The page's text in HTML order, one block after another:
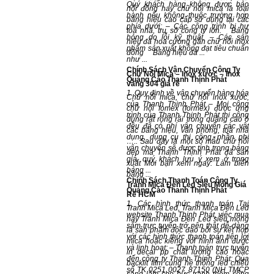
Quý khách hàng không được bảo
hành nếu không thuộc trường hợp
phía dưới: – Các công trình bị hư
hỏng do lỗi kỹ thuật. – Các sản
phẩm sản xuất không đạt tiêu chuẩn
như ...
Chính Sách Vận Chuyển Công Ty
Quảng Cáo Thanh Thịnh Phát
1. Quy định về vận chuyển hàng hóa
của Thanh Thịnh Phát – Mọi công
trình của Thanh Thịnh Phát thi công
đều đã có phí vận chuyển các vật
dụng, dụng cụ thi công, phần phí
vận chuyển sẽ được tính trong bảng
giá, quý khách lưu ý xem ở trong
bảng ...
Chính Sách Thanh Toán Công Ty
Quảng Cáo Thanh Thịnh Phát
1. Các hình thức thanh toán Tại
website Thanh Thịnh Phát, việc mua
sắm trực tuyến trở nên thật dễ dàng
với các hình thức thanh toán tiện lợi
và linh hoạt: – Thanh toán trực tuyến
đến công ty Thanh Thịnh Phát: Qua
số TK 0251 0027 87150 (NH TMCP
nổi đồng hay chữ nổi mica là loại
bảng hiệu cao cấp sử dụng tại các
toà nhà, trụ sở công ty lớn. Bảng
hiệu đá hoa cương gắn chữ nổi inox
đồng Bảng hiệu đá ...
Chữ Nổi Mica – Inox xước – Inox
vàng 304 giá rẻ
Chữ nổi mica, chữ nổi inox xước,
chữ nổi fomex (formex) được ứng
dụng rất rộng rãi trong quảng cáo ở
các bảng hiệu, văn phòng, toà nhà
….. Sau đây là một số mẫu chữ nổi
đẹp mà Thanh Thịnh Phát đã sản
xuất Mời bạn xem ngay: Làm biển
bảng ...
Tranh Mica Đèn Led Siêu Mỏng Giá
Rẻ HCM
Tranh Mica Led, Tranh Mica Đèn Led
hay Tranh Mica Đèn Led siêu mỏng
là sản phẩm độc đáo bởi sự kết hợp
mica hoặc kiếng với hình ảnh được
in decal pp chất lượng cao hoặc
backlit film cùng hệ thống led chiếu